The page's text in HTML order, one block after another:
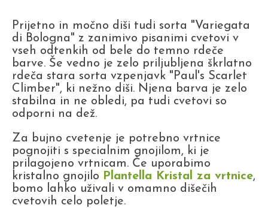
Prijetno in močno diši tudi sorta "Variegata
di Bologna" z zanimivo pisanimi cvetovi v
vseh odtenkih od bele do temno rdeče
barve. Še vedno je zelo priljubljena škrlatno
rdeča stara sorta vzpenjavk "Paul's Scarlet
Climber", ki nežno diši. Njena barva je zelo
stabilna in ne obledi, pa tudi cvetovi so
odporni na dež.
Za bujno cvetenje je potrebno vrtnice
pognojiti s specialnim gnojilom, ki je
prilagojeno vrtnicam. Če uporabimo
kristalno gnojilo Plantella Kristal za vrtnice,
bomo lahko uživali v omamno dišečih
cvetovih celo poletje.